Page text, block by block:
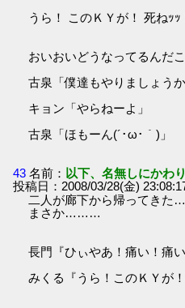
うら！ このＫＹが！ 死ねｯｯ
おいおいどうなってるん
古泉「僕達もやりましょうか
キョン「やらねーよ」
古泉「ほもーん(´･ω･｀)」
43 名前： 以下、名無しにかわ
投稿日：2008/03/28(金)
二人が廊下から帰ってきた
まさか………
長門『ひぃやあ！痛い！痛い
みくる『うら！このＫＹが！